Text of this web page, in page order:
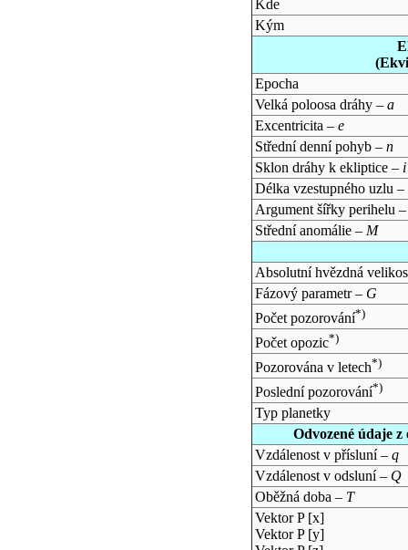
Kde
Kým
Epocha
Velká poloosa dráhy – a
Excentricita – e
Střední denní pohyb – n
Sklon dráhy k ekliptice – i
Délka vzestupného uzlu –
Argument šířky perihelu
Střední anomálie – M
Absolutní hvězdná
Fázový parametr – G
Počet pozorování*)
Počet opozic*)
Pozorována v letech*)
Poslední pozorování*)
Typ planetky
Odvozené údaje
Vzdálenost v přísluní – q
Vzdálenost v odsluní – Q
Oběžná doba – T
Vektor P [x]
Vektor P [y]